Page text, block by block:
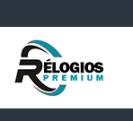
to
content